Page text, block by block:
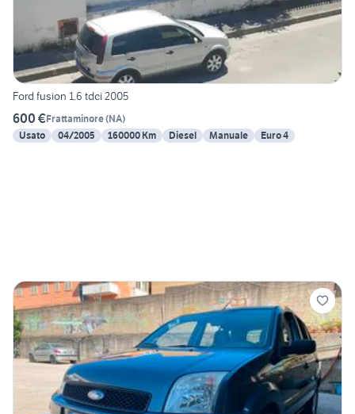
Ford fusion 1.6 tdci 2005
600 €Frattaminore(NA)
Usato
04/2005 160000 Km Diesel Manuale Euro 4